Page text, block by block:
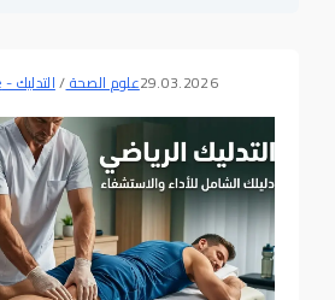
29.03.2026علوم الصحة/التدليك - Massage